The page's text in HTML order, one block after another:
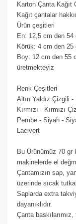
Karton Çanta Kağıt
Kağıt çantalar
Ürün çeşitleri
En: 12,5 cm den
Körük: 4 cm den
Boy: 12 cm den 55
üretmekteyiz
Renk Çeşitleri
Altın Yaldız Çizgili
Kırmızı - Kırmızı
Pembe - Siyah -
Lacivert
Bu Ürünümüz 70 gr
makinelerde el
Çantamızın sap,
üzerinde sıcak
Saplarda extra
dayanıklıdır.
Çanta